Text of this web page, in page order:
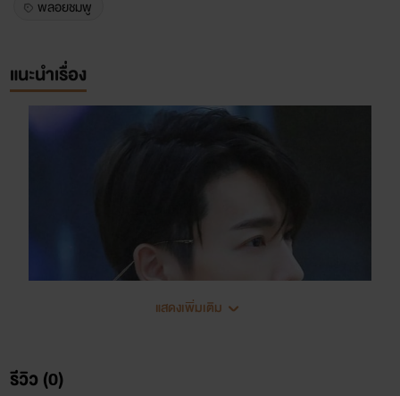
พลอยชมพู
แนะนำเรื่อง
แสดงเพิ่มเติม
รีวิว (0)